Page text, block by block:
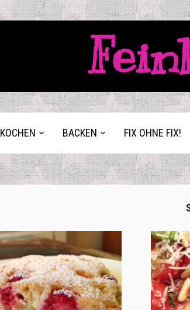
KOCHEN BACKEN FIX OHNE FIX!